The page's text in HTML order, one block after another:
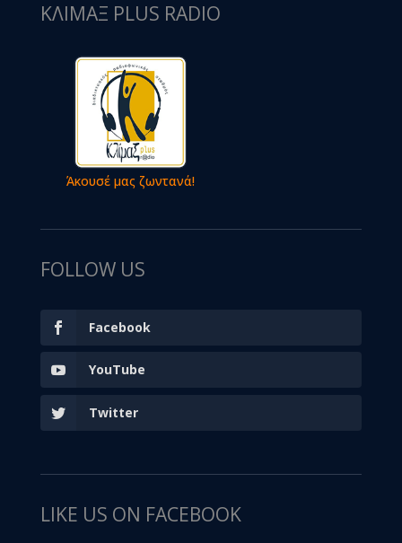
ΚΛΙΜΑΞ PLUS RADIO
Άκουσέ μας ζωντανά!
FOLLOW US
Facebook
YouTube
Twitter
LIKE US ON FACEBOOK